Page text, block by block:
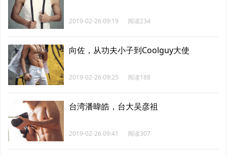
2019-02-26 09:19 阅读234
向佐，从功夫小子到Coolguy大使
2019-02-26 09:25 阅读188
台湾潘暐皓，台大吴彦祖
2019-02-26 09:41 阅读307